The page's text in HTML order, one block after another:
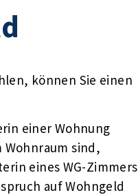
können Sie einen
einer Wohnung
sind,
eines WG-Zimmers
auf Wohngeld